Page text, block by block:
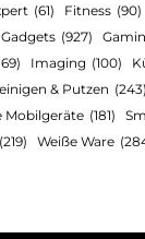
(61) Fitness (90)
Gadgets (927)
Imaging (100)
& Putzen (243)
Mobilgeräte (181)
(219) Weiße Ware